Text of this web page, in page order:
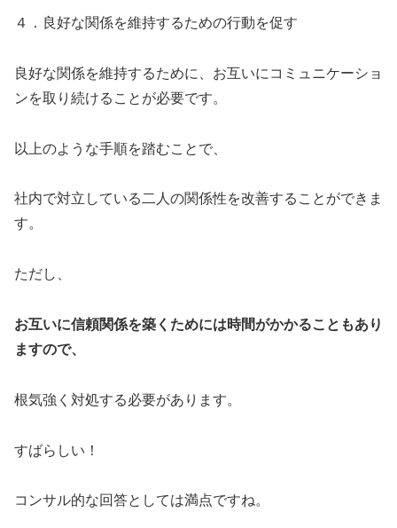
４．良好な関係を維持するための行動を促す
良好な関係を維持するために、お互いにコミュニケーショ
ンを取り続けることが必要です。
以上のような手順を踏むことで、
社内で対立している二人の関係性を改善することができま
す。
ただし、
お互いに信頼関係を築くためには時間がかかることもあり
ますので、
根気強く対処する必要があります。
すばらしい！
コンサル的な回答としては満点ですね。